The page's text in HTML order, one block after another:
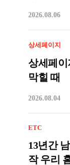
2026.08.06
상세페이지
상세페이
막힐 때
2026.08.04
ETC
13년간
작 우리